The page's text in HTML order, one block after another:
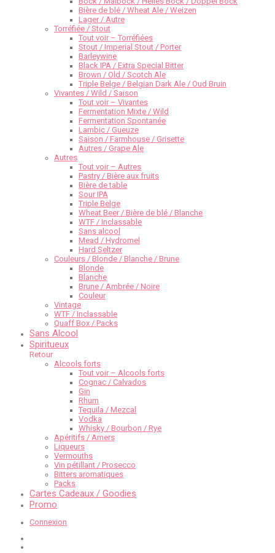
Bière de blé / Wheat Ale / Weizen
Lager / Autre
Torréfiée / Stout
Tout voir – Torréfiées
Stout / Imperial Stout / Porter
Barleywine
Black IPA / Extra Special Bitter
Brown / Old / Scotch Ale
Triple Belge / Belgian Dark Ale / Oud Bruin
Vivantes / Wild / Saison
Tout voir – Vivantes
Fermentation Mixte / Wild
Fermentation Spontanée
Lambic / Gueuze
Saison / Farmhouse / Grisette
Autres / Grape Ale
Autres
Tout voir – Autres
Pastry / Bière aux fruits
Bière de table
Sour IPA
Triple Belge
Wheat Beer / Bière de blé / Blanche
WTF / Inclassable
Sans alcool
Mead / Hydromel
Hard Seltzer
Couleurs / Blonde / Blanche / Brune
Blonde
Blanche
Brune / Ambrée / Noire
Couleur
Vintage
WTF / Inclassable
Quaff Box / Packs
Sans Alcool
Spiritueux
Retour
Alcools forts
Tout voir – Alcools forts
Cognac / Calvados
Gin
Rhum
Tequila / Mezcal
Vodka
Whisky / Bourbon / Rye
Apéritifs / Amers
Liqueurs
Vermouths
Vin pétillant / Prosecco
Bitters aromatiques
Packs
Cartes Cadeaux / Goodies
Promo
Connexion